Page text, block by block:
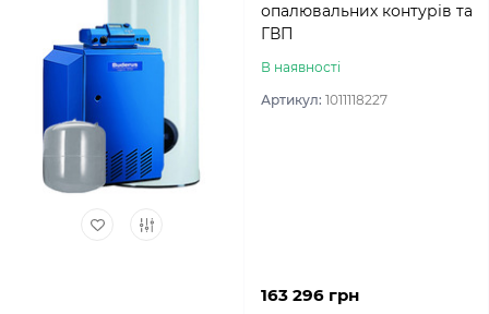
опалювальних контурів та
ГВП
В наявності
Артикул: 1011118227
163 296 грн